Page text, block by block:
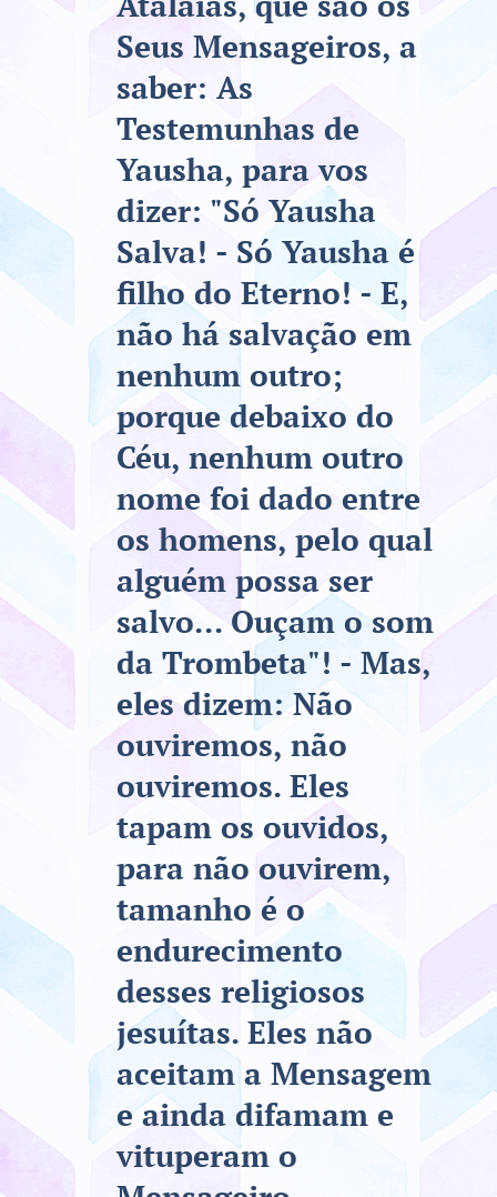
Seus Mensageiros, a
saber: As
Testemunhas de
Yausha, para vos
dizer: "Só Yausha
Salva! - Só Yausha é
filho do Eterno! - E,
não há salvação em
nenhum outro;
porque debaixo do
Céu, nenhum outro
nome foi dado entre
os homens, pelo qual
alguém possa ser
salvo... Ouçam o som
da Trombeta"! - Mas,
eles dizem: Não
ouviremos, não
ouviremos. Eles
tapam os ouvidos,
para não ouvirem,
tamanho é o
endurecimento
desses religiosos
jesuítas. Eles não
aceitam a Mensagem
e ainda difamam e
vituperam o